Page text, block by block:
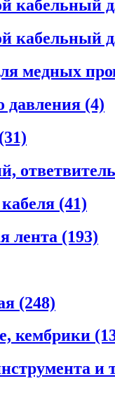
кабельный
кабельный
медных
давления (4)
(41)
лента (193)
(248)
кембрики
и